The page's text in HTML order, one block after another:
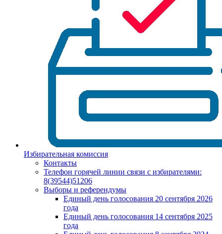
Избирательная комиссия
Контакты
Телефон горячей линии связи с избирателями:
8(39544)51206
Выборы и референдумы
Единый день голосования 20 сентября 2026
года
Единый день голосования 14 сентября 2025
года